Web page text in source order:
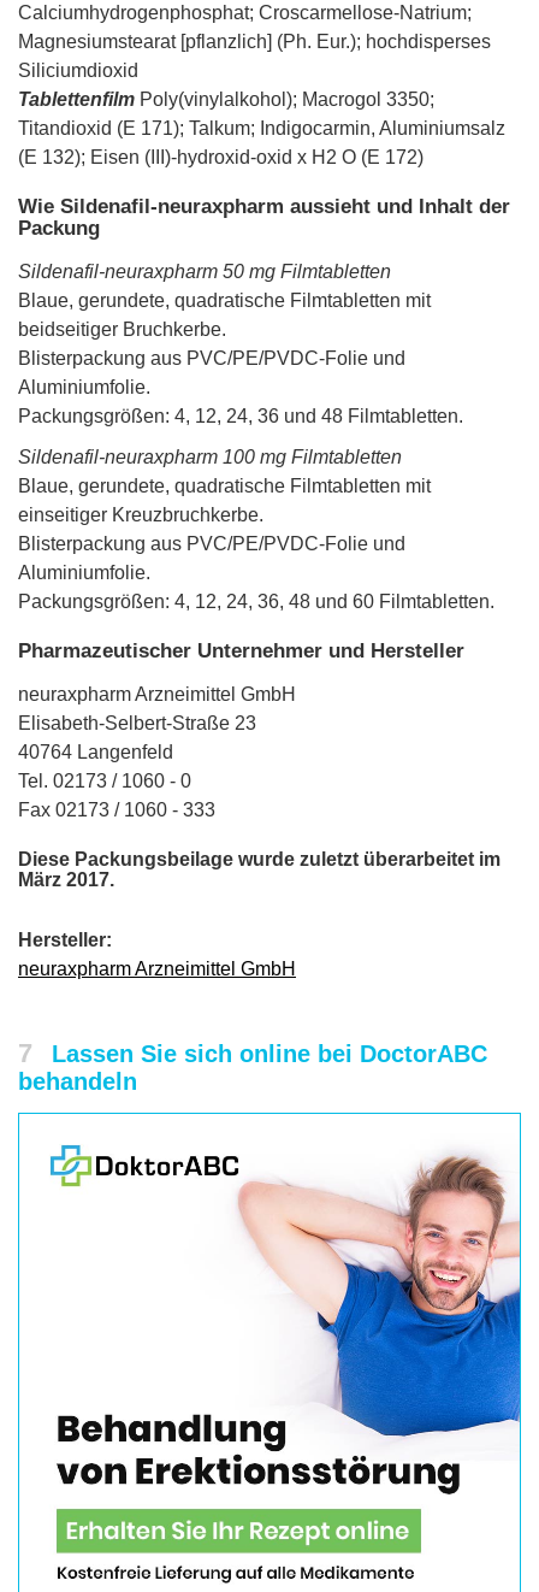
Calciumhydrogenphosphat; Croscarmellose-Natrium;
Magnesiumstearat [pflanzlich] (Ph. Eur.); hochdisperses
Siliciumdioxid
Tablettenfilm Poly(vinylalkohol); Macrogol 3350;
Titandioxid (E 171); Talkum; Indigocarmin, Aluminiumsalz
(E 132); Eisen (III)-hydroxid-oxid x H2 O (E 172)
Wie Sildenafil-neuraxpharm aussieht und Inhalt der
Packung
Sildenafil-neuraxpharm 50 mg Filmtabletten
Blaue, gerundete, quadratische Filmtabletten mit
beidseitiger Bruchkerbe.
Blisterpackung aus PVC/PE/PVDC-Folie und
Aluminiumfolie.
Packungsgrößen: 4, 12, 24, 36 und 48 Filmtabletten.
Sildenafil-neuraxpharm 100 mg Filmtabletten
Blaue, gerundete, quadratische Filmtabletten mit
einseitiger Kreuzbruchkerbe.
Blisterpackung aus PVC/PE/PVDC-Folie und
Aluminiumfolie.
Packungsgrößen: 4, 12, 24, 36, 48 und 60 Filmtabletten.
Pharmazeutischer Unternehmer und Hersteller
neuraxpharm Arzneimittel GmbH
Elisabeth-Selbert-Straße 23
40764 Langenfeld
Tel. 02173 / 1060 - 0
Fax 02173 / 1060 - 333
Diese Packungsbeilage wurde zuletzt überarbeitet im
März 2017.
Hersteller:
neuraxpharm Arzneimittel GmbH
7
Lassen Sie sich online bei DoctorABC
behandeln